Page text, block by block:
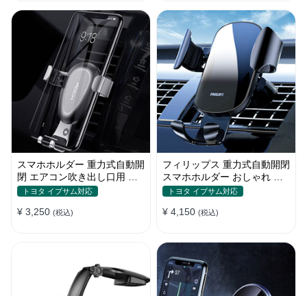
スマホホルダー 重力式自動開
閉 エアコン吹き出し口用 全
機種 360°回転 片手操作
トヨタ イプサム対応
¥ 3,250 (税込)
フィリップス 重力式自動開閉
スマホホルダー おしゃれ エ
アコン吹き出し口 全機種 車
トヨタ イプサム対応
¥ 4,150 (税込)